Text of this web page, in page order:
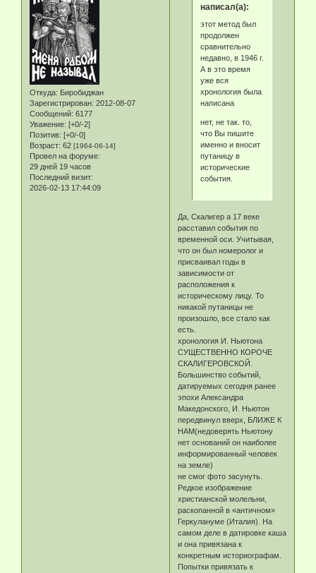
Откуда: Биробиджан
Зарегистрирован: 2012-08-07
Сообщений: 6177
Уважение: [+0/-2]
Позитив: [+0/-0]
Возраст: 62 [1964-06-14]
Провел на форуме:
29 дней 19 часов
Последний визит:
2026-02-13 17:44:09
написал(а):
этот метод был
продолжен
сравнительно
недавно, в 1946 г.
А в это время
уже вся
хронология была
написана
нет, не так. то,
что Вы пишите
именно и вносит
путаницу в
исторические
события.
Да, Скалигер а 17 веке
расставил события по
временной оси. Учитывая,
что он был номеролог и
присваивал годы в
зависимости от
расположения к
историческому лицу. То
никакой путаницы не
произошло, все стало как
есть.
хронология И. Ньютона
СУЩЕСТВЕННО КОРОЧЕ
СКАЛИГЕРОВСКОЙ.
Большинство событий,
датируемых сегодня ранее
эпохи Александра
Македонского, И. Ньютон
передвинул вверх, БЛИЖЕ К
НАМ(недоверять Ньютону
нет оснований он наиболее
информированный человек
на земле)
не смог фото засунуть.
Редкое изображение
христианской молельни,
раскопанной в «античном»
Геркулануме (Италия). На
самом деле в датировке каша
и она привязана к
конкретным историографам.
Попытки привязать к